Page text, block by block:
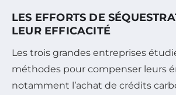
LES EFFORTS DE
LEUR EFFICACITÉ
Les trois grandes entreprises
méthodes pour compenser leurs
notamment l’achat de crédits